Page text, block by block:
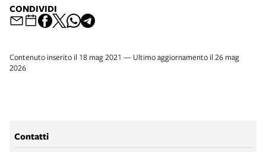
CONDIVIDI
Contenuto inserito il 18 mag 2021 — Ultimo aggiornamento il 26 mag
2026
Contatti